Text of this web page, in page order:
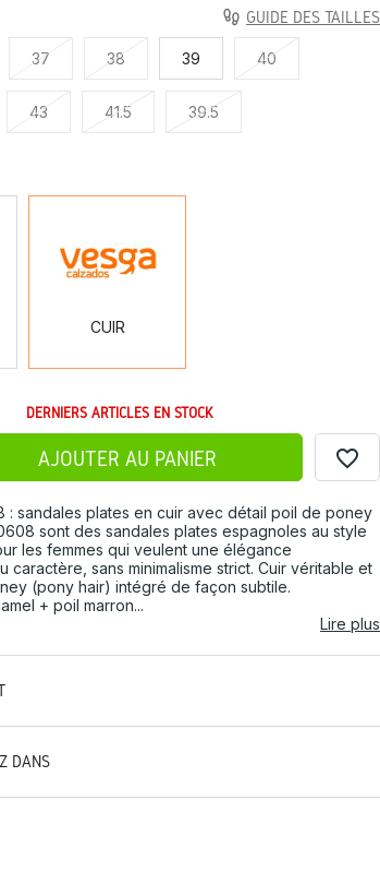
GUIDE DES TAILLES
37 38 39 40
43 41.5 39.5
CUIR
DERNIERS ARTICLES EN STOCK
AJOUTER AU PANIER favorite_border
: sandales plates en cuir avec détail poil de poney
sont des sandales plates espagnoles au style
les femmes qui veulent une élégance
caractère, sans minimalisme strict. Cuir véritable et
(pony hair) intégré de façon subtile.
+ poil marron...
Lire plus
DANS